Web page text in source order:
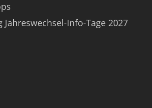
Jahreswechsel-Info-Tage 2027